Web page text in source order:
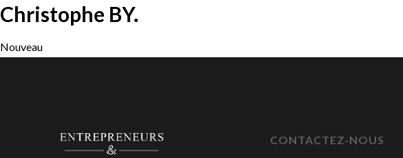
Christophe BY.
Nouveau
CONTACTEZ-NOUS